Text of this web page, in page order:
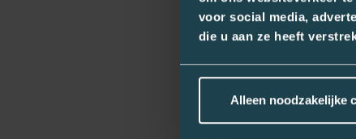
voor social media,
die u aan ze heeft
Alleen noodzakelijke